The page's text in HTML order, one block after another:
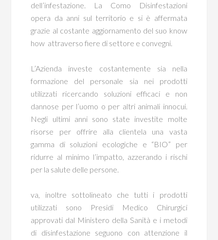
dell’infestazione. La Como Disinfestazioni
opera da anni sul territorio e si è affermata
grazie al costante aggiornamento del suo know
how attraverso fiere di settore e convegni.
L’Azienda investe costantemente sia nella
formazione del personale sia nei prodotti
utilizzati ricercando soluzioni efficaci e non
dannose per l’uomo o per altri animali innocui.
Negli ultimi anni sono state investite molte
risorse per offrire alla clientela una vasta
gamma di soluzioni ecologiche e “BIO” per
ridurre al minimo l’impatto, azzerando i rischi
per la salute delle persone.
va, inoltre sottolineato che tutti i prodotti
utilizzati sono Presidi Medico Chirurgici
approvati dal Ministero della Sanità e i metodi
di disinfestazione seguono con attenzione il